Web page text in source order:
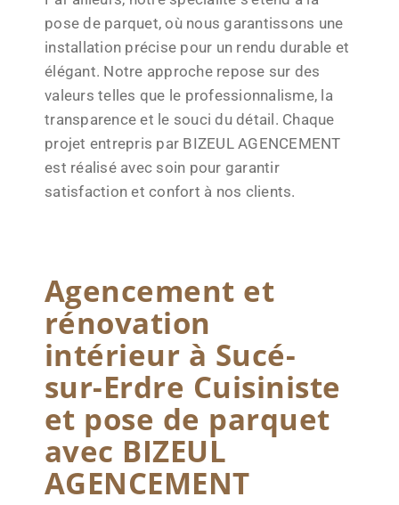
pose de parquet, où nous garantissons une
installation précise pour un rendu durable et
élégant. Notre approche repose sur des
valeurs telles que le professionnalisme, la
transparence et le souci du détail. Chaque
projet entrepris par BIZEUL AGENCEMENT
est réalisé avec soin pour garantir
satisfaction et confort à nos clients.
Agencement et
rénovation
intérieur à Sucé-
sur-Erdre Cuisiniste
et pose de parquet
avec BIZEUL
AGENCEMENT